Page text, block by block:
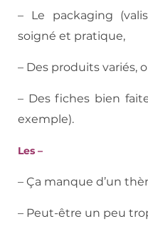
– Le packaging
soigné et pratique,
– Des produits variés,
– Des fiches bien
exemple).
Les –
– Ça manque d’un
– Peut-être un peu